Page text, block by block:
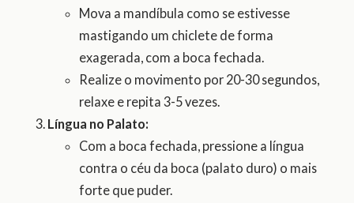
Mova a mandíbula como se estivesse
mastigando um chiclete de forma
exagerada, com a boca fechada.
Realize o movimento por 20-30 segundos,
relaxe e repita 3-5 vezes.
Língua no Palato:
Com a boca fechada, pressione a língua
contra o céu da boca (palato duro) o mais
forte que puder.